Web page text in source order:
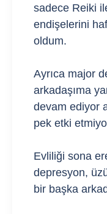
sadece Reiki
endişelerini
oldum.
Ayrıca major
arkadaşıma
devam ediyor
pek etki
Evliliği sona
depresyon,
bir başka